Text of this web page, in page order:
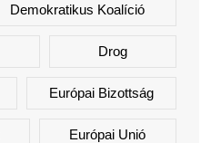
Demokratikus Koalíció
Drog
Európai Bizottság
Európai Unió